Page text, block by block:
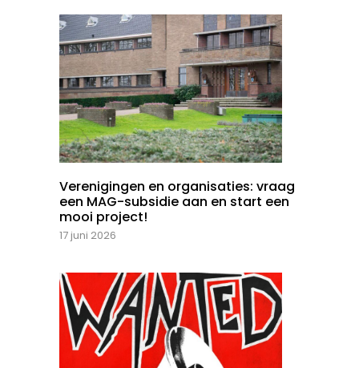
Verenigingen en organisaties: vraag
een MAG-subsidie aan en start een
mooi project!
17 juni 2026